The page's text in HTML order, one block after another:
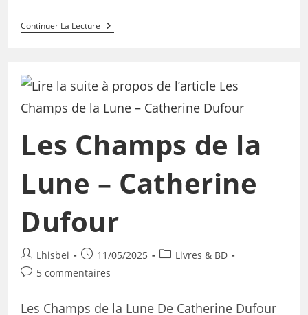
Continuer La Lecture
Les Champs de la
Lune – Catherine
Dufour
Lhisbei 11/05/2025
Livres & BD
5 commentaires
Les Champs de la Lune De Catherine Dufour